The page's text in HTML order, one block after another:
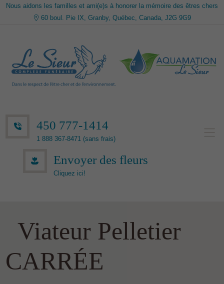
Nous aidons les familles et ami(e)s à honorer la mémoire des êtres chers
60 boul. Pie IX, Granby, Québec, Canada, J2G 9G9
450 777-1414
1 888 367-8471 (sans frais)
Envoyer des fleurs
Cliquez ici!
Viateur Pelletier
CARRÉE